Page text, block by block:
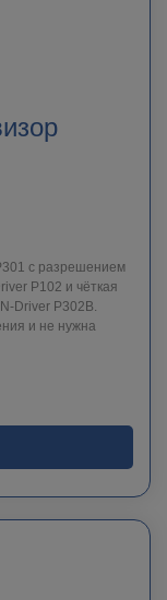
с разрешением
P102 и чёткая
Driver P302B.
и не нужна